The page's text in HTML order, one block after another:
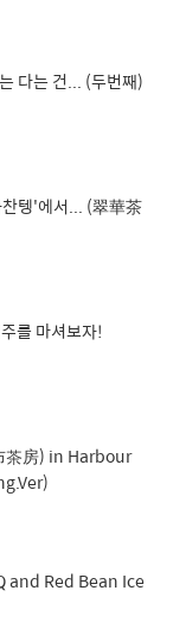
다는 건... (두번째)
텡'에서... (翠華茶
를 마셔보자!
茶房) in Harbour
and Red Bean Ice